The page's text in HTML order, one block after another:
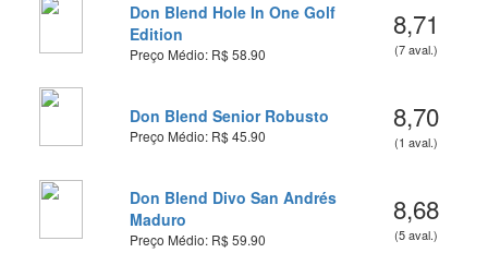
Don Blend Hole In One Golf
Edition
Preço Médio: R$ 58.90
8,71
(7 aval.)
Don Blend Senior Robusto
Preço Médio: R$ 45.90
8,70
(1 aval.)
Don Blend Divo San Andrés
Maduro
Preço Médio: R$ 59.90
8,68
(5 aval.)